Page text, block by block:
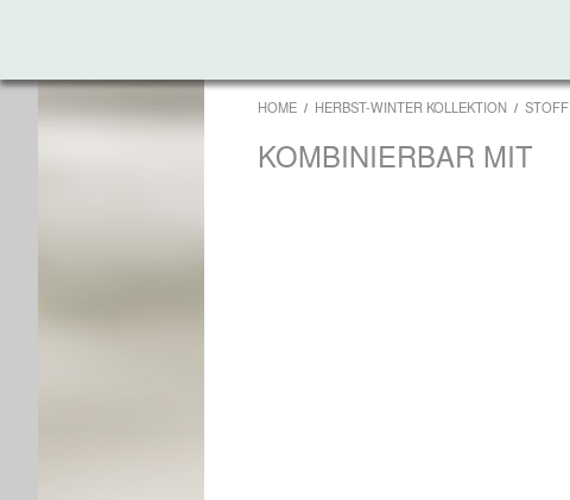
HOME HERBST-WINTER KOLLEKTION STOFF
KOMBINIERBAR MIT